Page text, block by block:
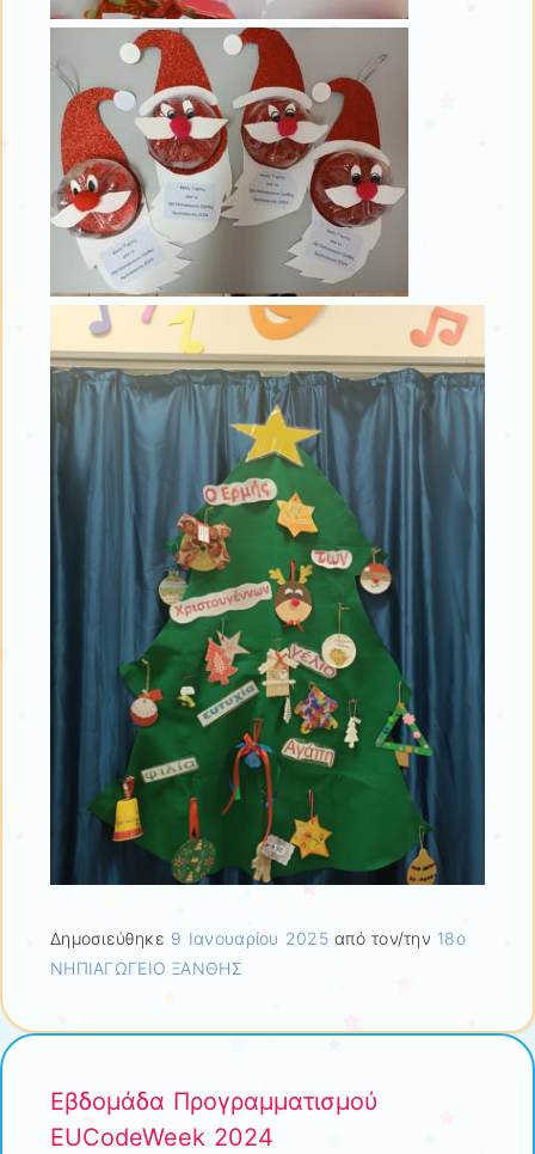
Δημοσιεύθηκε 9 Ιανουαρίου 2025από τον/την 18ο
ΝΗΠΙΑΓΩΓΕΙΟ ΞΑΝΘΗΣ
Εβδομάδα Προγραμματισμού
EUCodeWeek 2024